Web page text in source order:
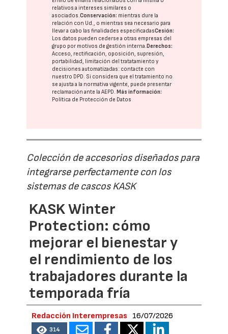
relativos a intereses similares o
asociados.Conservación: mientras dure la
relación con Ud., o mientras sea necesario para
llevar a cabo las finalidades especificadasCesión:
Los datos pueden cederse a otras empresas del
grupo por motivos de gestión interna. Derechos:
Acceso, rectificación, oposición, supresión,
portabilidad, limitación del tratatamiento y
decisiones automatizadas: contacte con
nuestro DPD. Si considera que el tratamiento no
se ajusta a la normativa vigente, puede presentar
reclamación ante laAEPD. Más información:
Política de Protección de Datos
Colección de accesorios diseñados para
integrarse perfectamente con los
sistemas de cascos KASK
KASK Winter
Protection: cómo
mejorar el bienestar y
el rendimiento de los
trabajadores durante la
temporada fría
Redacción Interempresas 16/07/2026
314